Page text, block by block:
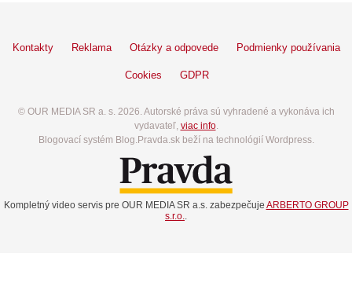
Kontakty Reklama Otázky a odpovede Podmienky používania
Cookies GDPR
© OUR MEDIA SR a. s. 2026. Autorské práva sú vyhradené a vykonáva ich
vydavateľ, viac info.
Blogovací systém Blog.Pravda.sk beží na technológií Wordpress.
Kompletný video servis pre OUR MEDIA SR a.s. zabezpečuje ARBERTO GROUP
s.r.o.